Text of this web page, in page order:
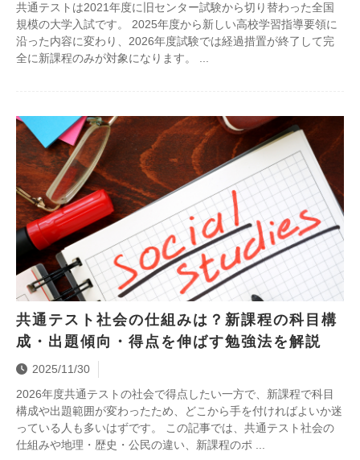
共通テストは2021年度に旧センター試験から切り替わった全国
規模の大学入試です。 2025年度から新しい高校学習指導要領に
沿った内容に変わり、2026年度試験では経過措置が終了して完
全に新課程のみが対象になります。
共通テスト社会の仕組みは？新課程の科目構
成・出題傾向・得点を伸ばす勉強法を解説
2025/11/30
2026年度共通テストの社会で得点したい一方で、新課程で科目
構成や出題範囲が変わったため、どこから手を付ければよいか迷
っている人も多いはずです。 この記事では、共通テスト社会の
仕組みや地理・歴史・公民の違い、新課程のポ